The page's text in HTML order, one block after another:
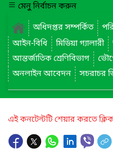
মেনু নির্বাচন করুন
অধিদপ্তর সম্পর্কিত
আইন-বিধি
মিডিয়া গ্যালারী
আন্তর্জাতিক শ্রেণিবিভাগ
অনলাইন আবেদন
সচরাচর
এই কনটেন্টটি শেয়ার করতে